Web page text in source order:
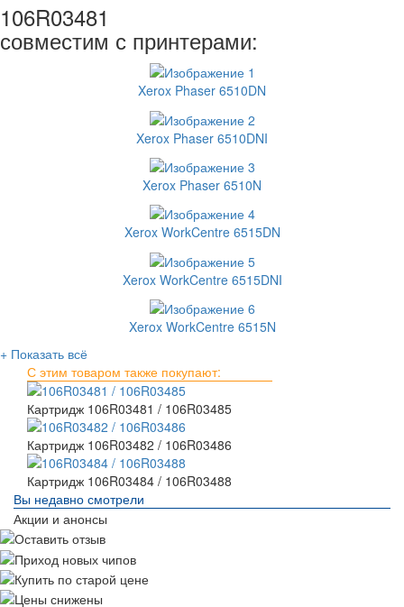
106R03481
совместим с принтерами:
Xerox Phaser 6510DN
Xerox Phaser 6510DNI
Xerox Phaser 6510N
Xerox WorkCentre 6515DN
Xerox WorkCentre 6515DNI
Xerox WorkCentre 6515N
+ Показать всё
С этим товаром также покупают:
Картридж 106R03481 / 106R03485
Картридж 106R03482 / 106R03486
Картридж 106R03484 / 106R03488
Вы недавно смотрели
Акции и анонсы